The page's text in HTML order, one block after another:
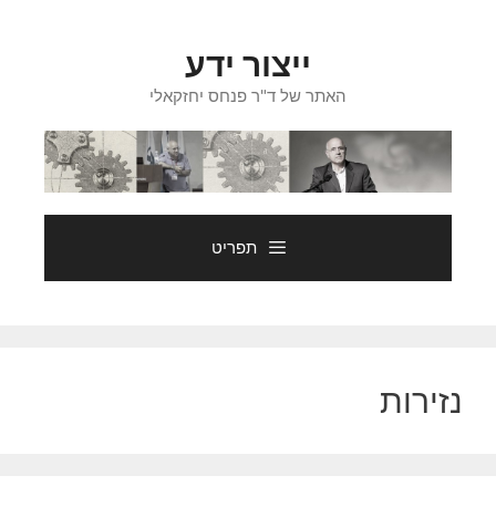
ייצור ידע
האתר של ד"ר פנחס יחזקאלי
תפריט
נזירות